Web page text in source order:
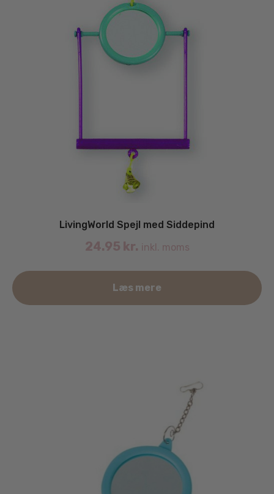
LivingWorld Spejl med Siddepind
24.95 kr. inkl. moms
Læs mere